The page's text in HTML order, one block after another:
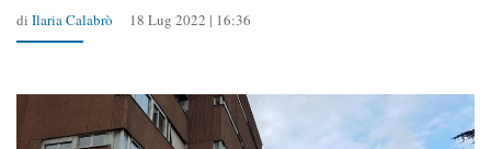
di Ilaria Calabrò 18 Lug 2022 | 16:36